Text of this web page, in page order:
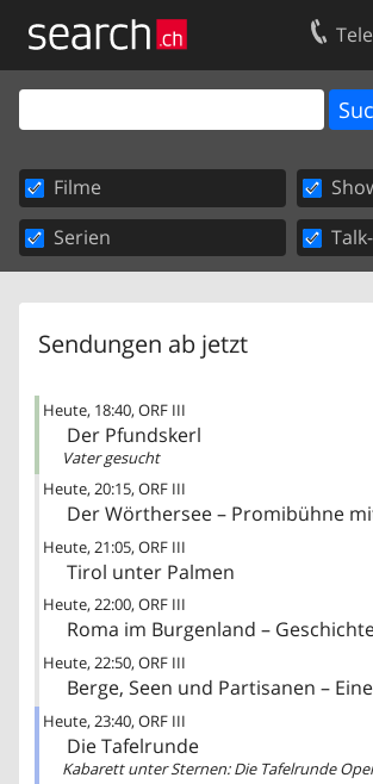
Filme
Serien
Sendungen ab jetzt
Heute 18:40 ORF III
Der Pfundskerl
Vater gesucht
Heute 20:15 ORF III
Der Wörthersee – Promibühne
Heute 21:05 ORF III
Tirol unter Palmen
Heute 22:00 ORF III
Roma im Burgenland –
Heute 22:50 ORF III
Heute 23:40 ORF III
Die Tafelrunde
Impressum